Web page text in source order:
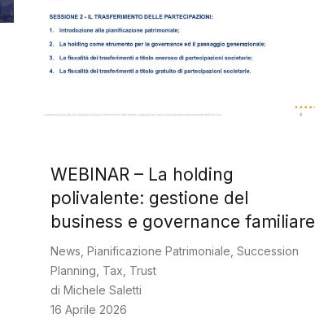
WEBINAR – La holding
polivalente: gestione del
business e governance familiare
News Pianificazione Patrimoniale Succession
Planning Tax Trust
di Michele Saletti
16 Aprile 2026